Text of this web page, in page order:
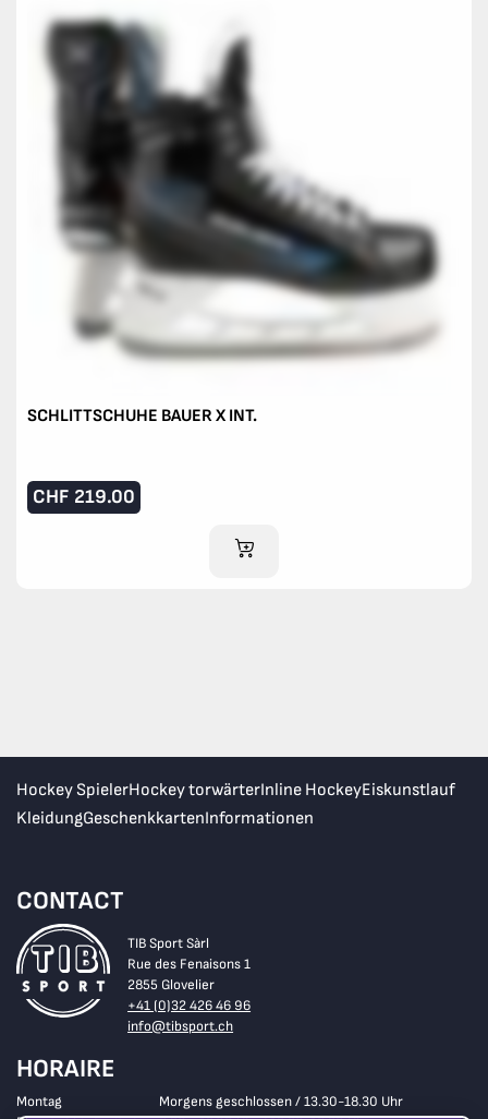
SCHLITTSCHUHE BAUER X INT.
CHF 219.00
IM WARENKORB
Hockey SpielerHockey torwärterInline HockeyEiskunstlauf
KleidungGeschenkkartenInformationen
CONTACT
TIB Sport Sàrl
Rue des Fenaisons 1
2855 Glovelier
+41 (0)32 426 46 96
info@tibsport.ch
HORAIRE
Montag
Morgens geschlossen / 13.30-18.30 Uhr